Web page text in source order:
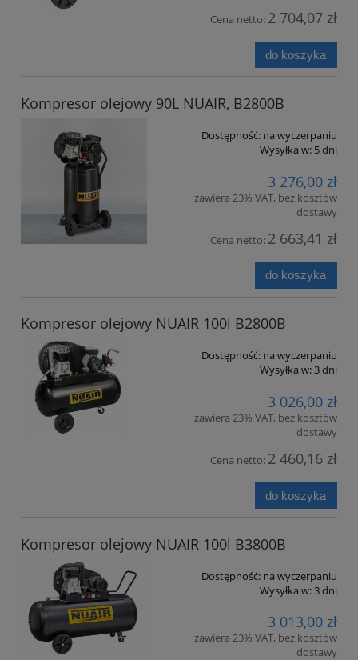
Cena netto: 2 704,07 zł
do koszyka
Kompresor olejowy 90L NUAIR, B2800B
Dostępność: na wyczerpaniu
Wysyłka w: 5 dni
3 276,00 zł
zawiera 23% VAT, bez kosztów
dostawy
Cena netto: 2 663,41 zł
do koszyka
Kompresor olejowy NUAIR 100l B2800B
Dostępność: na wyczerpaniu
Wysyłka w:3 dni
3 026,00 zł
zawiera 23% VAT, bez kosztów
dostawy
Cena netto: 2 460,16 zł
do koszyka
Kompresor olejowy NUAIR 100l B3800B
Dostępność: na wyczerpaniu
Wysyłka w: 3 dni
3 013,00 zł
zawiera 23% VAT, bez kosztów
dostawy